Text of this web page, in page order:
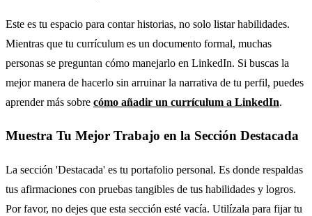
Este es tu espacio para contar historias, no solo listar habilidades.
Mientras que tu currículum es un documento formal, muchas
personas se preguntan cómo manejarlo en LinkedIn. Si buscas la
mejor manera de hacerlo sin arruinar la narrativa de tu perfil, puedes
aprender más sobre cómo añadir un currículum a LinkedIn.
Muestra Tu Mejor Trabajo en la Sección Destacada
La sección 'Destacada' es tu portafolio personal. Es donde respaldas
tus afirmaciones con pruebas tangibles de tus habilidades y logros.
Por favor, no dejes que esta sección esté vacía. Utilízala para fijar tu